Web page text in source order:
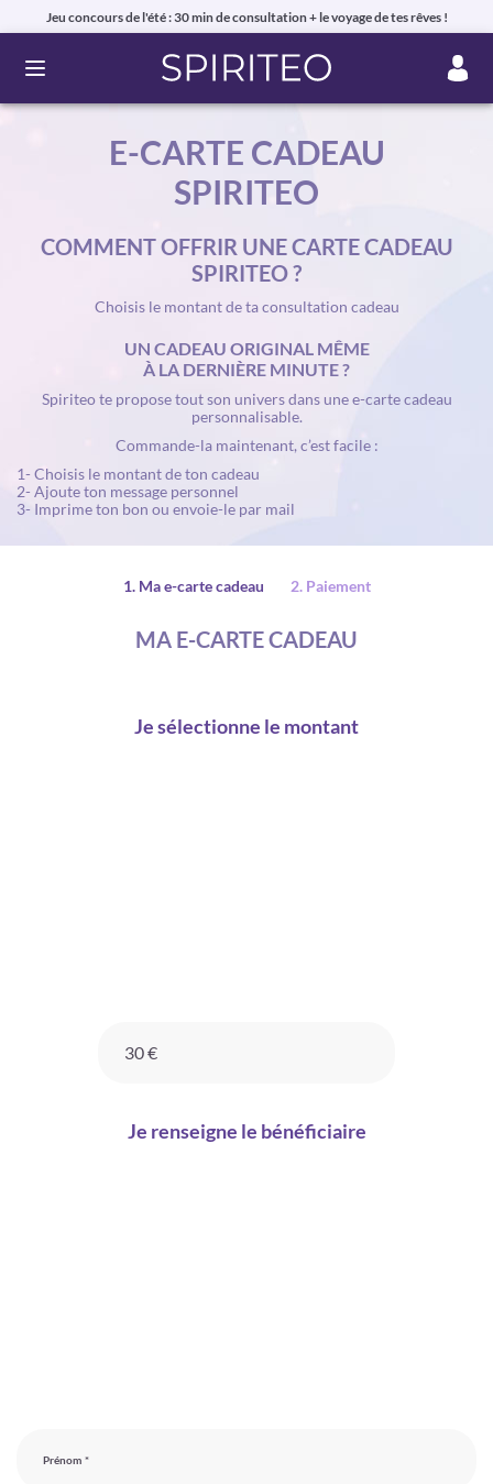
Jeu concours de l'été : 30 min de consultation + le voyage de tes rêves !
Ouvrir le menu
E-CARTE CADEAU
SPIRITEO
COMMENT OFFRIR UNE CARTE CADEAU
SPIRITEO ?
Choisis le montant de ta consultation cadeau
UN CADEAU ORIGINAL MÊME
À LA DERNIÈRE MINUTE ?
Spiriteo te propose tout son univers dans une e-carte cadeau
personnalisable.
Commande-la maintenant, c’est facile :
1- Choisis le montant de ton cadeau
2- Ajoute ton message personnel
3- Imprime ton bon ou envoie-le par mail
1. Ma e-carte cadeau 2. Paiement
MA E-CARTE CADEAU
Je sélectionne le montant
30 €
Je renseigne le bénéficiaire
Prénom *